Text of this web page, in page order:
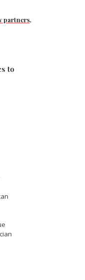
partners,
to